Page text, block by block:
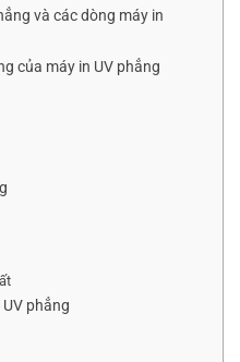
và các dòng máy in
của máy in UV phẳng
phẳng